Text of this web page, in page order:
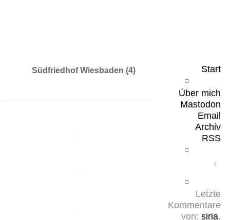
Start
Über mich
Mastodon
Email
Archiv
RSS
Letzte
Kommentare
von: siria,
Südfriedhof Wiesbaden (4)